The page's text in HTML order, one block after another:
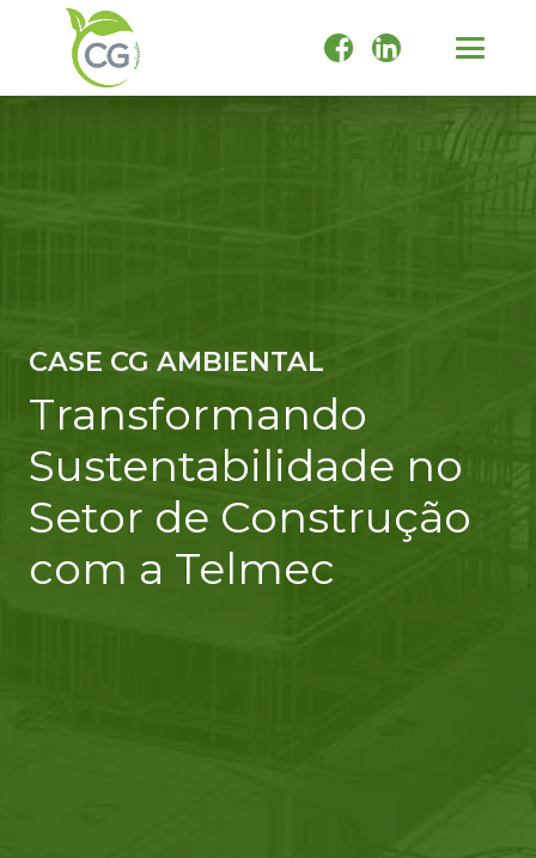
CASE CG AMBIENTAL
Transformando
Sustentabilidade no
Setor de Construção
com a Telmec